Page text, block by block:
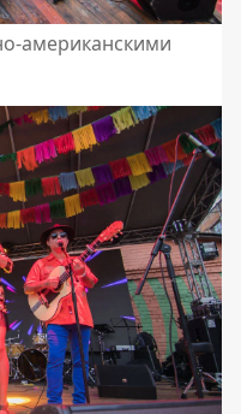
американскими